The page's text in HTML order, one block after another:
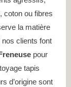
coton ou fibres
la matière
nos clients font
pour
tapis
d’origine sont